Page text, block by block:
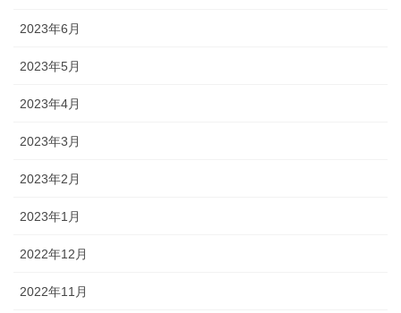
2023年6月
2023年5月
2023年4月
2023年3月
2023年2月
2023年1月
2022年12月
2022年11月